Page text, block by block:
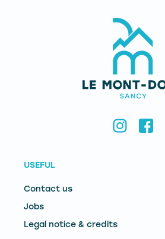
USEFUL
Contact us
Jobs
Legal notice & credits